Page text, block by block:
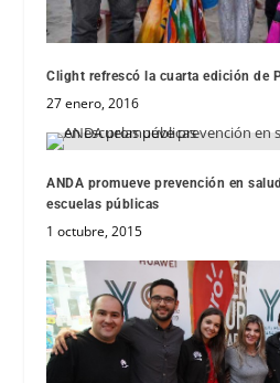
Clight refrescó la cuarta edición de
27 enero, 2016
ANDA promueve prevención en
escuelas públicas
1 octubre, 2015